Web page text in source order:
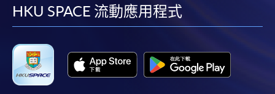
facebook
youtube
linkedin
HKU SPACE 流動應用程式